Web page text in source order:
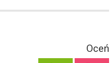
Oceń